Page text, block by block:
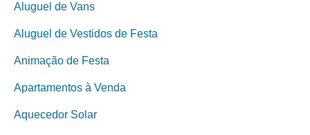
Aluguel de Vans
Aluguel de Vestidos de Festa
Animação de Festa
Apartamentos à Venda
Aquecedor Solar